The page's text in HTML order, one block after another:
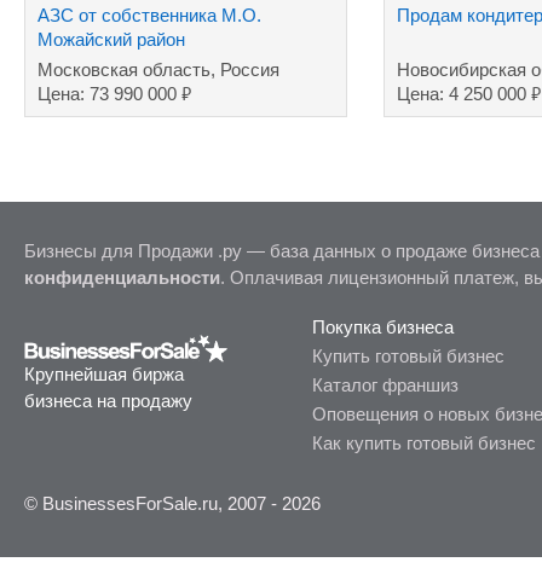
АЗС от собственника М.О.
Можайский район
Московская область, Россия
Цена: 73 990 000 ₽
Продам
Новосибирская
Цена: 4 250 000₽
Бизнесы для Продажи .ру — база данных о продаже
конфиденциальности. Оплачивая лицензионный платеж,
Крупнейшая биржа
бизнеса на продажу
Покупка бизнеса
Купить готовый бизнес
Каталог франшиз
Оповещения о новых
Как купить готовый бизнес
© BusinessesForSale.ru, 2007 - 2026